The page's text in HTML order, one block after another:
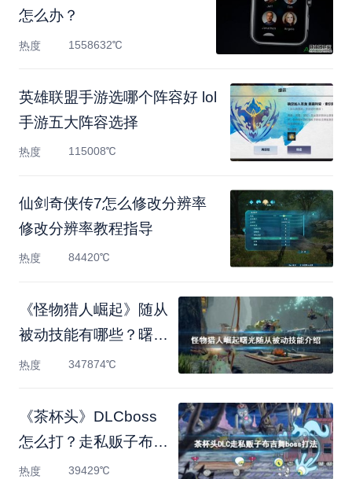
怎么办？
热度 1558632℃
英雄联盟手游选哪个阵容好 lol
手游五大阵容选择
热度 115008℃
仙剑奇侠传7怎么修改分辨率
修改分辨率教程指导
热度 84420℃
《怪物猎人崛起》随从
被动技能有哪些？曙光
随
热度 347874℃
《茶杯头》DLCboss
怎么打？走私贩子布吉
舞boss打法
热度 39429℃